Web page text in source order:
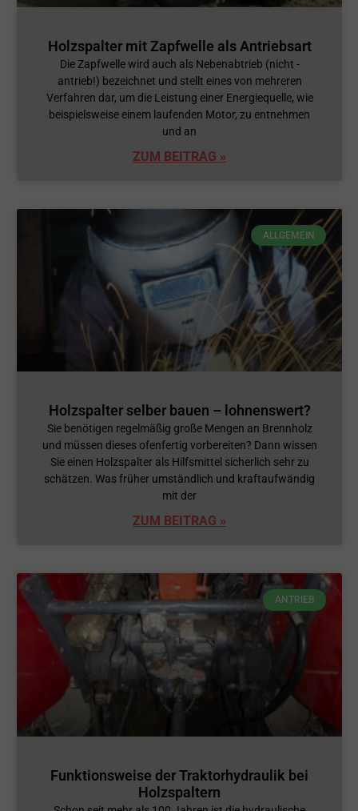
Holzspalter mit Zapfwelle als Antriebsart
Die Zapfwelle wird auch als Nebenabtrieb (nicht -
antrieb!) bezeichnet und stellt eines von mehreren
Verfahren dar, um die Leistung einer Energiequelle, wie
beispielsweise einem laufenden Motor, zu entnehmen
und an
ZUM BEITRAG »
ALLGEMEIN
Holzspalter selber bauen – lohnenswert?
Sie benötigen regelmäßig große Mengen an Brennholz
und müssen dieses ofenfertig vorbereiten? Dann wissen
Sie einen Holzspalter als Hilfsmittel sicherlich sehr zu
schätzen. Was früher umständlich und kraftaufwändig
mit der
ZUM BEITRAG »
ANTRIEB
Funktionsweise der Traktorhydraulik bei
Holzspaltern